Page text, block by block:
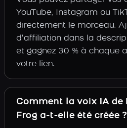
YouTube, Instagram ou
directement le morceau.
d’affiliation dans la
et gagnez 30 % à chaque
votre lien.
Comment la voix IA de
Frog a-t-elle été créée ?